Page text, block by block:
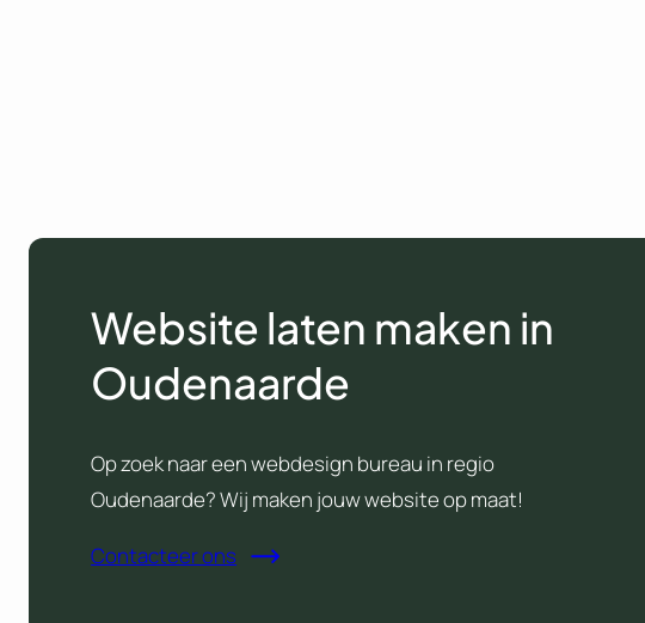
Website laten maken in
Oudenaarde
Op zoek naar een webdesign bureau in regio
Oudenaarde? Wij maken jouw website op maat!
Contacteer ons